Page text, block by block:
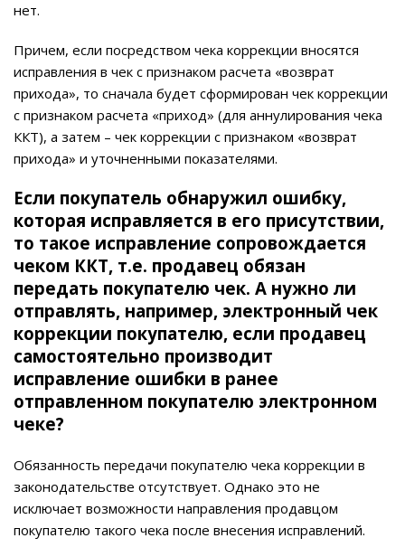
нет.
Причем, если посредством чека коррекции вносятся
исправления в чек с признаком расчета «возврат
прихода», то сначала будет сформирован чек коррекции
с признаком расчета «приход» (для аннулирования чека
ККТ), а затем – чек коррекции с признаком «возврат
прихода» и уточненными показателями.
Если покупатель обнаружил ошибку,
которая исправляется в его присутствии,
то такое исправление сопровождается
чеком ККТ, т.е. продавец обязан
передать покупателю чек. А нужно ли
отправлять, например, электронный чек
коррекции покупателю, если продавец
самостоятельно производит
исправление ошибки в ранее
отправленном покупателю электронном
чеке?
Обязанность передачи покупателю чека коррекции в
законодательстве отсутствует. Однако это не
исключает возможности направления продавцом
покупателю такого чека после внесения исправлений.